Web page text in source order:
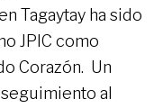
Tagaytay ha sido
JPIC como
Corazón. Un
al